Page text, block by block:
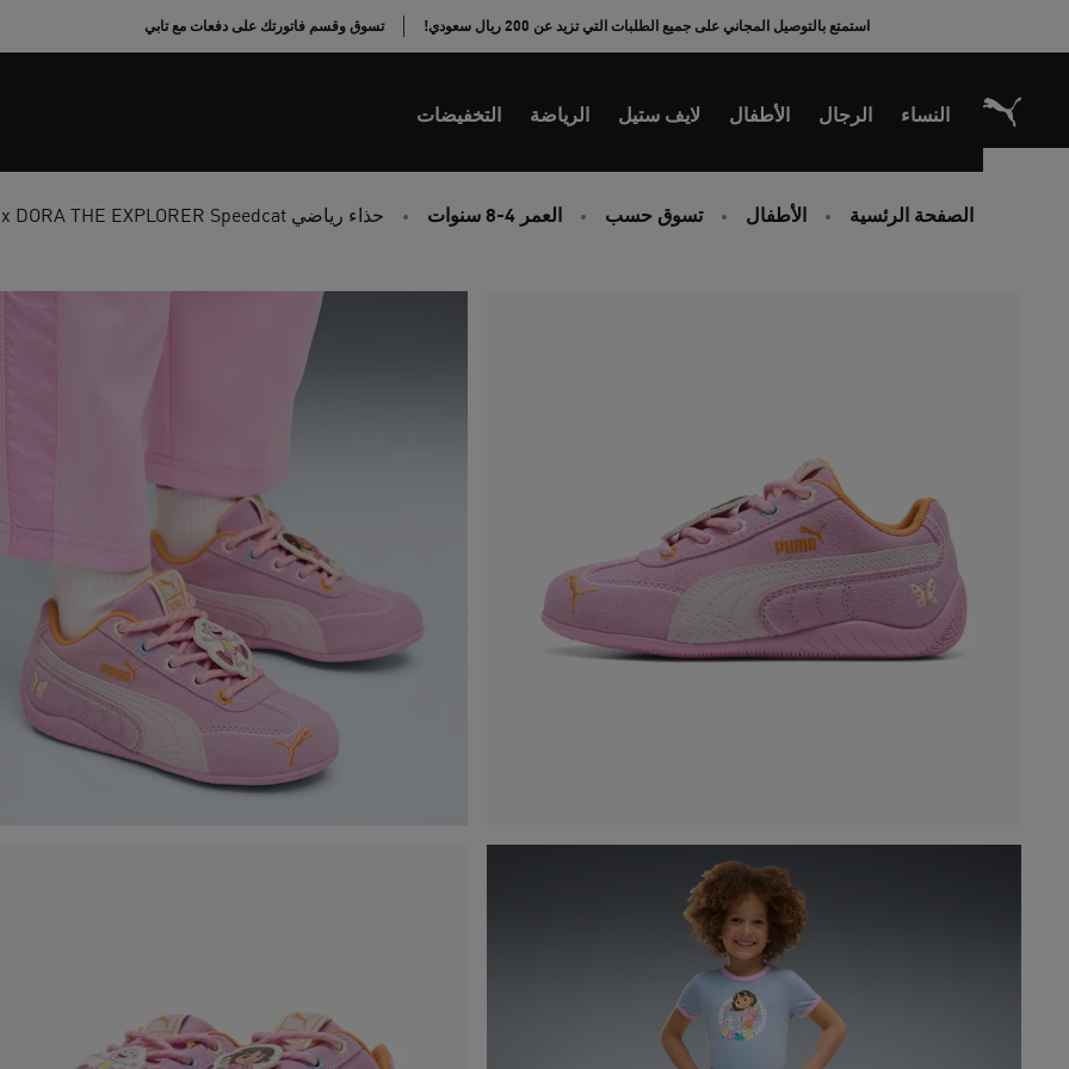
استمتع بالتوصيل المجاني على جميع الطلبات التي تزيد عن 200 ريال سعودي! تسوق وقسم فاتورتك على دفعات مع تابي
النساء الرجال الأطفال لايف ستيل الرياضة التخفيضات
الصفحة الرئسية الأطفال تسوق حسب العمر 4-8 سنوات حذاء رياضي PUMA x DORA THE EXPLORER Speedcat للأطفال